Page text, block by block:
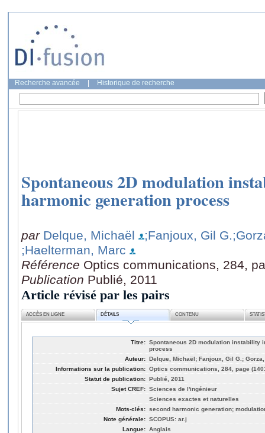
Recherche avancée Historique de recherche
Spontaneous 2D modulation
harmonic generation process
par Delque, Michaël ;Fanjoux, Gil G.
;Haelterman, Marc
Référence Optics communications, 284,
Publication Publié, 2011
Article révisé par les pairs
ACCÈS EN LIGNE DÉTAILS CONTENU
Titre: Spontaneous 2D modulation instability
process
Auteur: Delque, Michaël; Fanjoux, Gil G.;
Informations sur la publication: Optics communications, 284, page
Statut de publication: Publié, 2011
Sujet CREF: Sciences de l'ingénieur
Sciences exactes et naturelles
Mots-clés: second harmonic generation;
Note générale: SCOPUS: ar.j
Langue: Anglais